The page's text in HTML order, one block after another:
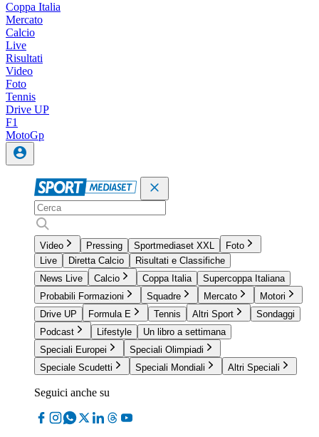
Coppa Italia
Mercato
Calcio
Live
Risultati
Video
Foto
Tennis
Drive UP
F1
MotoGp
Video Pressing Sportmediaset XXL
Foto
Live
Diretta Calcio
Risultati e Classifiche
News Live
Calcio Coppa Italia
Supercoppa Italiana
Probabili Formazioni
Squadre Mercato
Motori
Drive UP
Formula E Tennis Altri Sport
Sondaggi
Podcast
Lifestyle
Un libro a settimana
Speciali Europei
Speciali Olimpiadi
Speciale Scudetti
Speciali Mondiali Altri Speciali
Seguici anche su